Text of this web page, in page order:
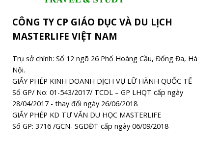
CÔNG TY CP GIÁO DỤC VÀ DU LỊCH
MASTERLIFE VIỆT NAM
Trụ sở chính: Số 12 ngõ 26 Phố Hoàng Cầu, Đống Đa, Hà
Nội.
GIẤY PHÉP KINH DOANH DỊCH VỤ LỮ HÀNH QUỐC TẾ
Số GP/ No: 01-543/2017/ TCDL – GP LHQT cấp ngày
28/04/2017 - thay đổi ngày 26/06/2018
GIẤY PHÉP KD TƯ VẤN DU HỌC MASTERLIFE
Số GP: 3716 /GCN- SGDĐT cấp ngày 06/09/2018